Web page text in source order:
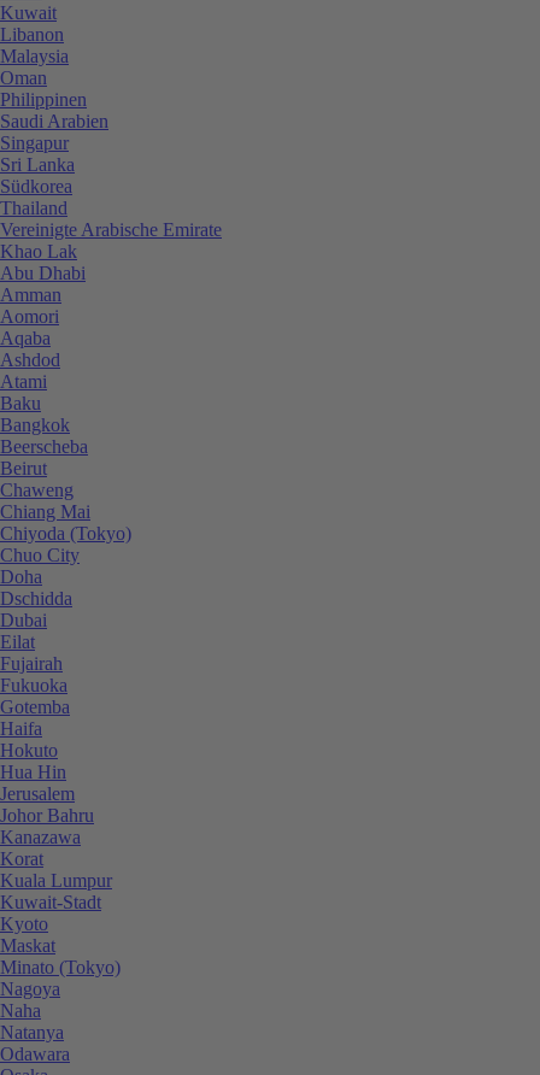
Kuwait
Libanon
Malaysia
Oman
Philippinen
Saudi Arabien
Singapur
Sri Lanka
Südkorea
Thailand
Vereinigte Arabische Emirate
Khao Lak
Abu Dhabi
Amman
Aomori
Aqaba
Ashdod
Atami
Baku
Bangkok
Beerscheba
Beirut
Chaweng
Chiang Mai
Chiyoda (Tokyo)
Chuo City
Doha
Dschidda
Dubai
Eilat
Fujairah
Fukuoka
Gotemba
Haifa
Hokuto
Hua Hin
Jerusalem
Johor Bahru
Kanazawa
Korat
Kuala Lumpur
Kuwait-Stadt
Kyoto
Maskat
Minato (Tokyo)
Nagoya
Naha
Natanya
Odawara